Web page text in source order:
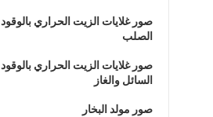
صور غلايات الزيت الحراري بالوقود
الصلب
صور غلايات الزيت الحراري بالوقود
السائل والغاز
صور مولد البخار